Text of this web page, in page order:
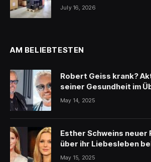
July 16, 2026
AM BELIEBTESTEN
Robert Geiss krank?
seiner Gesundheit im
May 14, 2025
Esther Schweins neuer
über ihr Liebesleben
May 15, 2025